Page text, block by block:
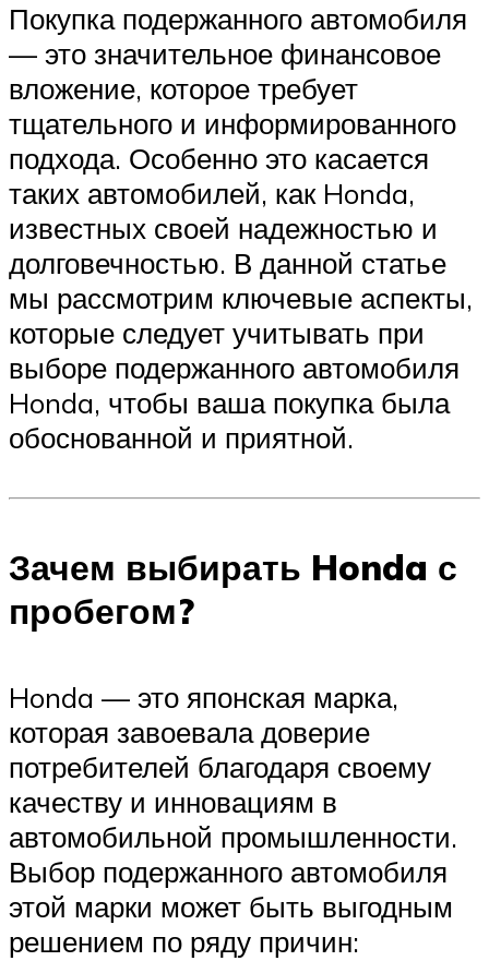
Покупка подержанного автомобиля
— это значительное финансовое
вложение, которое требует
тщательного и информированного
подхода. Особенно это касается
таких автомобилей, как Honda,
известных своей надежностью и
долговечностью. В данной статье
мы рассмотрим ключевые аспекты,
которые следует учитывать при
выборе подержанного автомобиля
Honda, чтобы ваша покупка была
обоснованной и приятной.
Зачем выбирать Honda с
пробегом?
Honda — это японская марка,
которая завоевала доверие
потребителей благодаря своему
качеству и инновациям в
автомобильной промышленности.
Выбор подержанного автомобиля
этой марки может быть выгодным
решением по ряду причин: